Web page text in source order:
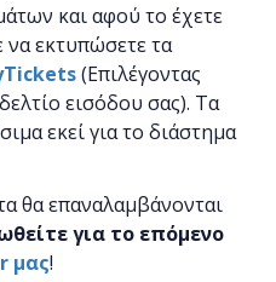
και αφού το έχετε
να εκτυπώσετε τα
(Επιλέγοντας
εισόδου σας). Τα
εκεί για το διάστημα
θα επαναλαμβάνονται
για το επόμενο
μας!